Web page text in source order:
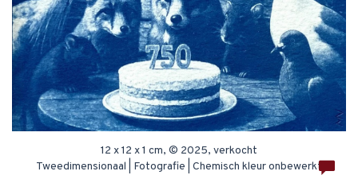
12 x 12 x 1 cm, © 2025, verkocht
Tweedimensionaal | Fotografie | Chemisch kleur onbewerkt